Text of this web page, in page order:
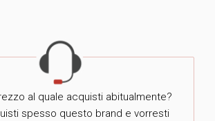
al quale acquisti abitualmente?
spesso questo brand e vorresti